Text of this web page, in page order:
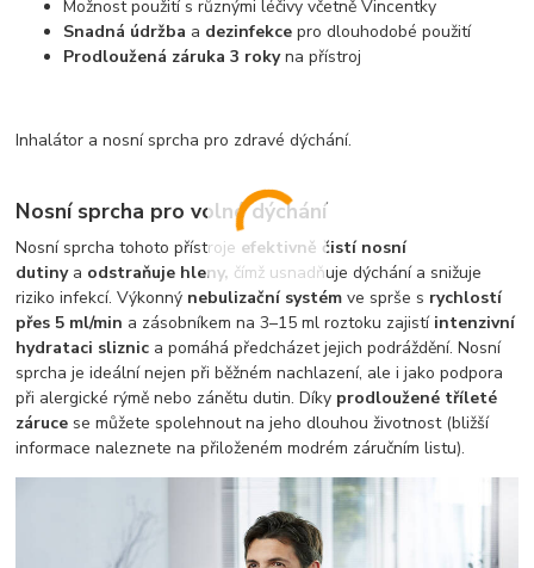
Možnost použití s různými léčivy včetně Vincentky
Snadná údržba a dezinfekce pro dlouhodobé použití
Prodloužená záruka 3 rokyna přístroj
Inhalátor a nosní sprcha pro zdravé dýchání.
Nosní sprcha pro volné dýchání
Nosní sprcha tohoto přístroje efektivně čistí nosní
dutinya odstraňuje hleny, čímž usnadňuje dýchání a snižuje
riziko infekcí. Výkonný nebulizační systém ve sprše s rychlostí
přes 5 ml/min a zásobníkem na 3–15 ml roztoku zajistíintenzivní
hydrataci sliznic a pomáhá předcházet jejich podráždění. Nosní
sprcha je ideální nejen při běžném nachlazení, ale i jako podpora
při alergické rýmě nebo zánětu dutin. Díky prodloužené tříleté
záruce se můžete spolehnout na jeho dlouhou životnost (bližší
informace naleznete na přiloženém modrém záručním listu).